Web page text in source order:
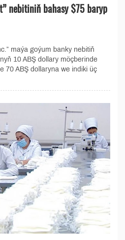
nebitiniň bahasy $75 baryp
maýa goýum banky nebitiň
10 ABŞ dollary möçberinde
70 ABŞ dollaryna we indiki üç